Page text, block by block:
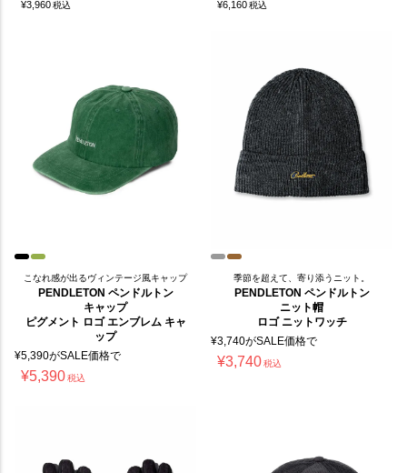
¥3,960税込 ¥6,160税込
こなれ感が出るヴィンテージ風キャップ
PENDLETON ペンドルトン
キャップ
ピグメント ロゴ エンブレム キャ
ップ
¥5,390がSALE価格で
¥5,390税込
季節を超えて、寄り添うニット。
PENDLETON ペンドルトン
ニット帽
ロゴ ニットワッチ
¥3,740がSALE価格で
¥3,740税込